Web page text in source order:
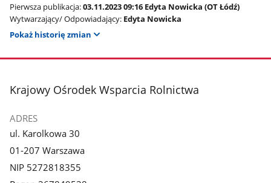
Pierwsza publikacja:03.11.2023 09:16 Edyta Nowicka (OT Łódź)
Wytwarzający/ Odpowiadający: Edyta Nowicka
Pokaż historię zmian
stopka
Krajowy Ośrodek Wsparcia Rolnictwa
ADRES
ul. Karolkowa 30
01-207 Warszawa
NIP 5272818355